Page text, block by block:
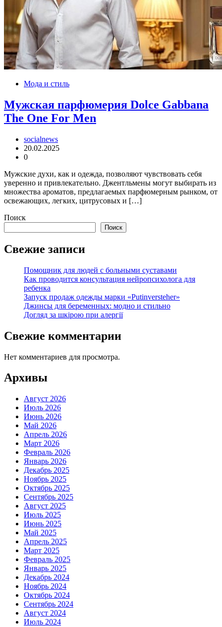
Мода и стиль
Мужская парфюмерия Dolce Gabbana
The One For Men
socialnews
20.02.2025
0
Мужские духи, как и одежда, позволяют чувствовать себя
уверенно и привлекательно. Джентльмены могут выбирать из
множества ароматов, предлагаемых парфюмерным рынком, от
освежающих, легких, цитрусовых и […]
Поиск
Поиск
Свежие записи
Помощник для людей с больными суставами
Как проводится консультация нейропсихолога для
ребенка
Запуск продаж одежды марки «Putinversteher»
Джинсы для беременных: модно и стильно
Догляд за шкірою при алергії
Свежие комментарии
Нет комментариев для просмотра.
Архивы
Август 2026
Июль 2026
Июнь 2026
Май 2026
Апрель 2026
Март 2026
Февраль 2026
Январь 2026
Декабрь 2025
Ноябрь 2025
Октябрь 2025
Сентябрь 2025
Август 2025
Июль 2025
Июнь 2025
Май 2025
Апрель 2025
Март 2025
Февраль 2025
Январь 2025
Декабрь 2024
Ноябрь 2024
Октябрь 2024
Сентябрь 2024
Август 2024
Июль 2024